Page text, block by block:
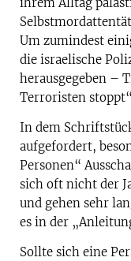
Um zumindest
die israelische
herausgegeben –
Terroristen
In dem
aufgefordert,
Personen“
sich oft nicht der
und gehen sehr
es in der
Sollte sich eine